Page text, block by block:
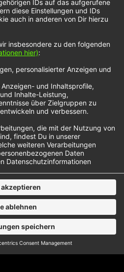
&
–
Life
als auch Michael Schulte
auf der „The Voice of
To This Life“ haben
und
Ballade über
feierten sie auch
haben: Auf der
Voice…